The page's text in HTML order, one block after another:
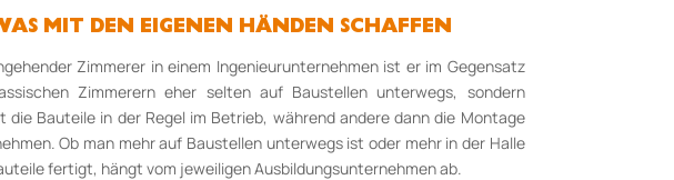
MIT DEN EIGENEN HÄNDEN SCHAFFEN
Zimmerer in einem Ingenieurunternehmen ist er im Gegensatz
Zimmerern eher selten auf Baustellen unterwegs, sondern
die Bauteile in der Regel im Betrieb, während andere dann die Montage
Ob man mehr auf Baustellen unterwegs ist oder mehr in der Halle
fertigt, hängt vom jeweiligen Ausbildungsunternehmen ab.